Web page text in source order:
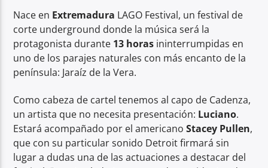
Center Waves
Nace en Extremadura LAGO Festival, un festival de
corte underground donde la música será la
protagonista durante 13 horas ininterrumpidas en
uno de los parajes naturales con más encanto de la
península: Jaraíz de la Vera.
Como cabeza de cartel tenemos al capo de Cadenza,
un artista que no necesita presentación: Luciano.
Estará acompañado por el americanoStacey Pullen,
que con su particular sonido Detroit firmará sin
lugar a dudas una de las actuaciones a destacar del